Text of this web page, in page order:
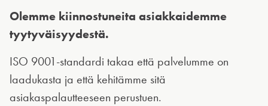
Olemme kiinnostuneita asiakkaidemme
tyytyväisyydestä.
ISO 9001-standardi takaa että palvelumme on
laadukasta ja että kehitämme sitä
asiakaspalautteeseen perustuen.